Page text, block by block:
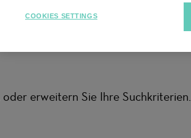
erweitern Sie Ihre Suchkriterien.
COOKIES SETTINGS